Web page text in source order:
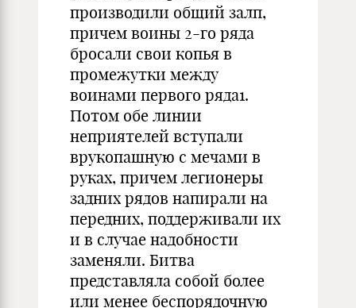
производили общий залп,
причем воины 2-го ряда
бросали свои копья в
промежутки между
воинами первого ряда1.
Потом обе линии
неприятелей вступали
врукопашную с мечами в
руках, причем легионеры
задних рядов напирали на
передних, поддерживали их
и в случае надобности
заменяли. Битва
представляла собой более
или менее беспорядочную